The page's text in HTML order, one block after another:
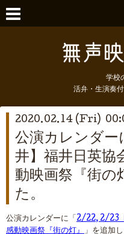
学校
活弁・生演奏
2020.02.14 (Fri)
公演カレンダ
井】福井日英協
動映画祭『街の
た。
公演カレンダーに「 2/22, 2/23
感動映画祭『街の灯』 」を追加し